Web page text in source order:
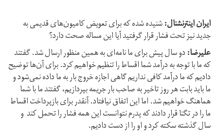
ایران اینترنشنال:شنیده شده که برای تعویض کامیون‌های قدیمی به
جدید نیز تحت فشار قرار گرفتید آیا این مساله صحت دارد؟
علیرضا:دو سال پیش برای ما نامه‌ای به همین منظور ارسال شد. گفتند
که ما با توجه به درآمد شما اقساط را تنظیم خواهیم کرد. برای آن‌ها توضیح
دادیم که ما درآمد کافی نداریم گاهی اجازه خروج بار به ما داده نمی‌شود و
ما باید بابت هر روز تاخیر به صاحب بار جریمه بپردازیم، گفتند ما با شما
هماهنگ خواهیم شد. اما این اتفاق نیافتاد. آنقدر برای بازپرداخت اقساط
ما را در تگنا قرار دادند که پدرم نتوانست این همه فشار را تحمل کند و
سال گذشته سکته کرد و او را از دست دادیم.